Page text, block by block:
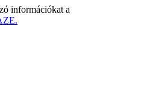
információkat a